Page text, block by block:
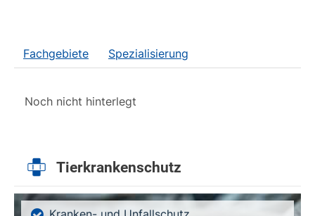
Fachgebiete Spezialisierung
Noch nicht hinterlegt
Tierkrankenschutz